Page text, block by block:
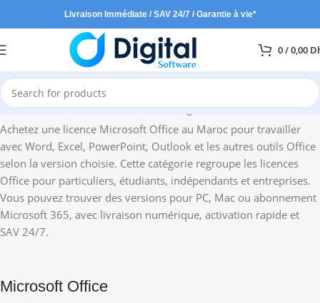
Livraison Immédiate / SAV 24/7 / Garantie à vie*
0/0,00
Accueil
Affichage de 1–12 sur 26 résultats
Achetez une licence Microsoft Office au Maroc pour travailler
avec Word, Excel, PowerPoint, Outlook et les autres outils Office
selon la version choisie. Cette catégorie regroupe les licences
Office pour particuliers, étudiants, indépendants et entreprises.
Vous pouvez trouver des versions pour PC, Mac ou abonnement
Microsoft 365, avec livraison numérique, activation rapide et
SAV 24/7.
Microsoft Office